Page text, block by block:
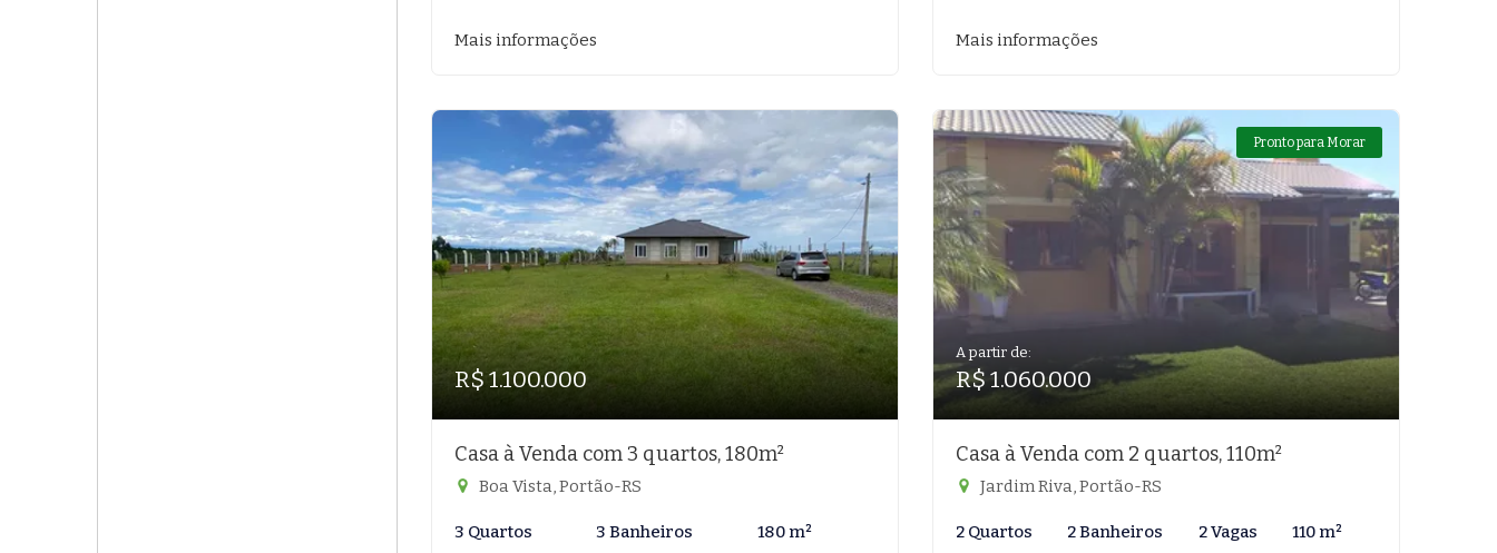
Mais informações Mais informações
R$ 1.100.000
Casa à Venda com 3 quartos, 180m²
Boa Vista, Portão-RS
3 Quartos 3 Banheiros 180 m²
Pronto para Morar
A partir de:
R$ 1.060.000
Casa à Venda com 2 quartos, 110m²
Jardim Riva, Portão-RS
2 Quartos 2 Banheiros 2 Vagas 110 m²